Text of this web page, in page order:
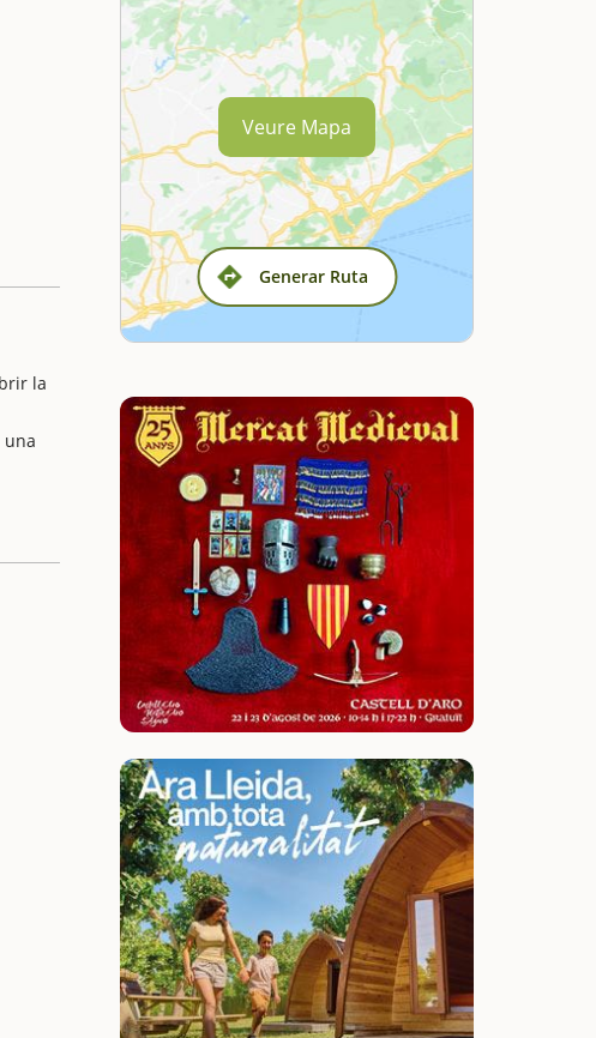
la
una
Generar Ruta
Veure Mapa